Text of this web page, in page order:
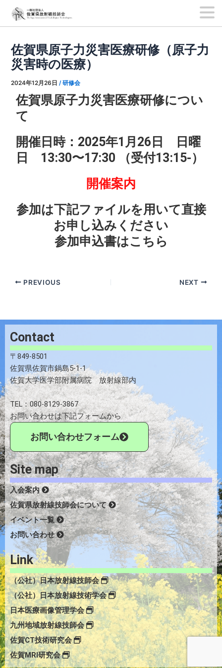
内
佐賀県原子力災害医療研修（原子力
災害時の医療）
2024年12月26日 /研修会
佐賀県原子力災害医療研修につい
て
開催日時：2025年1月26日 日曜
日 13:30〜17:30 （受付13:15-）
開催案内
参加は下記ファイルを用いて直接
お申し込みください
参加申込書はこちら
Post
PREVIOUS NEXT
Contact
〒849-8501
佐賀県佐賀市鍋島5-1-1
佐賀大学医学部附属病院 放射線部内
TEL：080-8129-3867
お問い合わせは下記フォームから
お問い合わせフォーム
Site map
入会案内
佐賀県放射線技師会について
イベント一覧
お問い合わせ
Link
（公社）日本放射線技師会
（公社）日本放射線技術学会
日本医療画像管理学会
九州地域放射線技師会
佐賀CT技術研究会
佐賀MRI研究会